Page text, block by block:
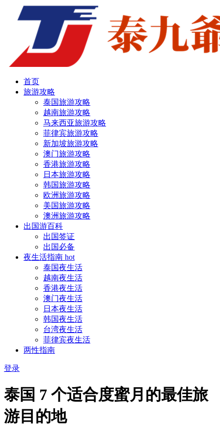
首页
旅游攻略
泰国旅游攻略
越南旅游攻略
马来西亚旅游攻略
菲律宾旅游攻略
新加坡旅游攻略
澳门旅游攻略
香港旅游攻略
日本旅游攻略
韩国旅游攻略
欧洲旅游攻略
美国旅游攻略
澳洲旅游攻略
出国游百科
出国签证
出国必备
夜生活指南 hot
泰国夜生活
越南夜生活
香港夜生活
澳门夜生活
日本夜生活
韩国夜生活
台湾夜生活
菲律宾夜生活
两性指南
登录
泰国 7 个适合度蜜月的最佳旅
游目的地